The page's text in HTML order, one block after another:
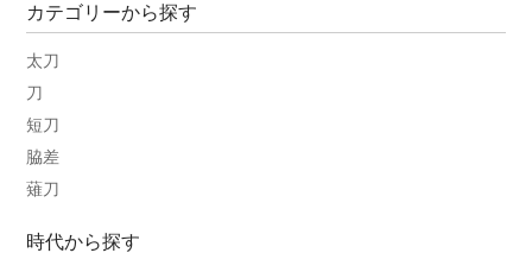
カテゴリーから探す
太刀
刀
短刀
脇差
薙刀
時代から探す